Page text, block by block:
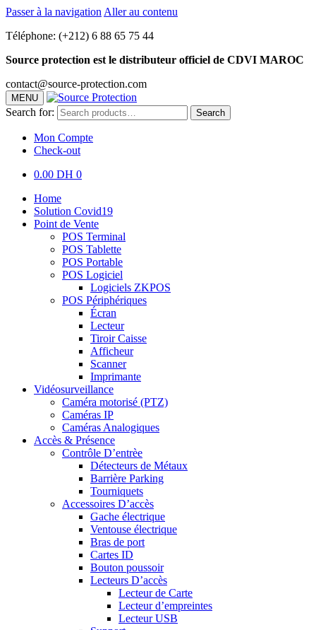
Passer à la navigation Aller au contenu
Téléphone: (+212) 6 88 65 75 44
Source protection est le distributeur officiel de CDVI MAROC
contact@source-protection.com
MENU
Search for: Search
Mon Compte
Check-out
0.00 DH 0
Home
Solution Covid19
Point de Vente
POS Terminal
POS Tablette
POS Portable
POS Logiciel
Logiciels ZKPOS
POS Périphériques
Écran
Lecteur
Tiroir Caisse
Afficheur
Scanner
Imprimante
Vidéosurveillance
Caméra motorisé (PTZ)
Caméras IP
Caméras Analogiques
Accès & Présence
Contrôle D’entrèe
Détecteurs de Métaux
Barrière Parking
Tourniquets
Accessoires D’accès
Gache électrique
Ventouse électrique
Bras de port
Cartes ID
Bouton poussoir
Lecteurs D’accès
Lecteur de Carte
Lecteur d’empreintes
Lecteur USB